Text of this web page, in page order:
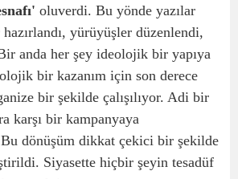
oluverdi. Bu yönde yazılar
yürüyüşler düzenlendi,
anda her şey ideolojik bir yapıya
bir kazanım için son derece
bir şekilde çalışılıyor. Adi bir
karşı bir kampanyaya
dönüşüm dikkat çekici bir şekilde
Siyasette hiçbir şeyin tesadüf